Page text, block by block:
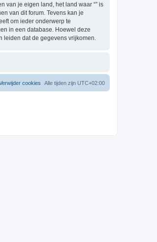
van je eigen land, het land waar “” is
van dit forum. Tevens kan je
om ieder onderwerp te
in een database. Hoewel deze
dat de gegevens vrijkomen.
Alle tijden zijn UTC+02:00
cookies